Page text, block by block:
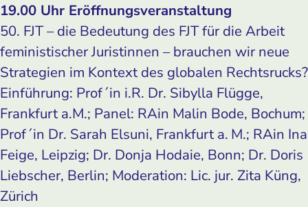
19.00 Uhr Eröffnungsveranstaltung
50. FJT – die Bedeutung des FJT für die Arbeit
feministischer Juristinnen – brauchen wir neue
Strategien im Kontext des globalen Rechtsrucks?
Einführung: Prof´in i.R. Dr. Sibylla Flügge,
Frankfurt a.M.; Panel: RAin Malin Bode, Bochum;
Prof´in Dr. Sarah Elsuni, Frankfurt a. M.; RAin Ina
Feige, Leipzig; Dr. Donja Hodaie, Bonn; Dr. Doris
Liebscher, Berlin; Moderation: Lic. jur. Zita Küng,
Zürich